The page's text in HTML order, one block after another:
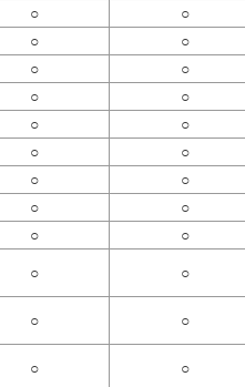
○
○
○
○
○
○
○
○
○
○
○
○
○
○
○
○
○
○
○ ○
○ ○
○ ○